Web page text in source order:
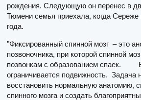
рождения. Следующую он перенес в
Тюмени семья приехала, когда Сереже
года.
"Фиксированный спинной мозг – это
позвоночника, при которой спинной
позвонкам с образованием спаек. В
ограничивается подвижность. Задача
восстановить нормальную анатомию,
спинного мозга и создать